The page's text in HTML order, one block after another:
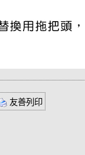
友善列印